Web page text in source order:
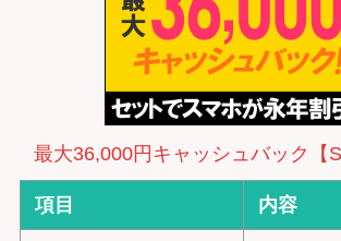
最大36,000円キャッシュバック【
項目 内容